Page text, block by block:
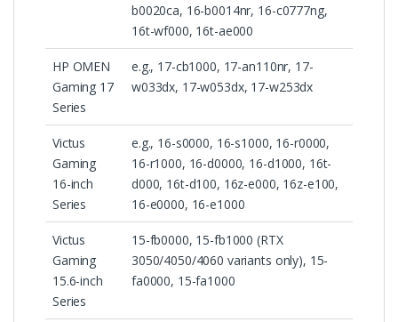
b0020ca, 16-b0014nr, 16-c0777ng,
16t-wf000, 16t-ae000
HP OMEN
Gaming 17
Series
e.g., 17-cb1000, 17-an110nr, 17-
w033dx, 17-w053dx, 17-w253dx
Victus
Gaming
16-inch
Series
e.g., 16-s0000, 16-s1000, 16-r0000,
16-r1000, 16-d0000, 16-d1000, 16t-
d000, 16t-d100, 16z-e000, 16z-e100,
16-e0000, 16-e1000
Victus
Gaming
15.6-inch
Series
15-fb0000, 15-fb1000 (RTX
3050/4050/4060 variants only), 15-
fa0000, 15-fa1000